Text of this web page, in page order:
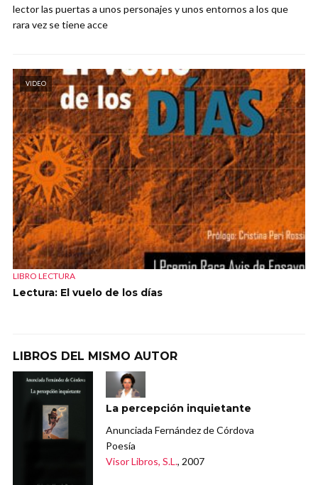
lector las puertas a unos personajes y unos entornos a los que
rara vez se tiene acce
VIDEO
LIBRO LECTURA
Lectura: El vuelo de los días
LIBROS DEL MISMO AUTOR
La percepción inquietante
Anunciada Fernández de Córdova
Poesía
Visor Libros, S.L., 2007